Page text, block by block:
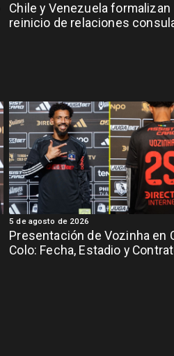
Chile y Venezuela formalizan
reinicio de relaciones
Presentación de Vozinha en
Colo: Fecha, Estadio y
5 de agosto de 2026